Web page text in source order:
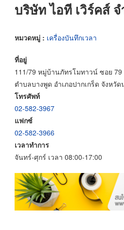
บริษัท ไอที เวิร์คส์
หมวดหมู่ : เครื่องบันทึกเวลา
ที่อยู่
111/79 หมู่บ้านภัทรโมทาวน์ ซอย
ตำบลบางพูด อำเภอปากเกร็ด จังหวั
โทรศัพท์
02-582-3967
แฟกซ์
02-582-3966
เวลาทำการ
จันทร์-ศุกร์ เวลา 08:00-17:00